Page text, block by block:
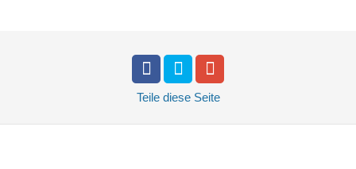
Teile diese Seite